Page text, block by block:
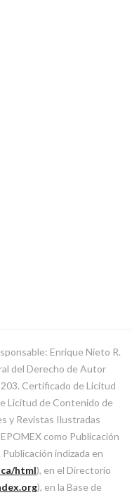
Enrique Nieto R.
del Derecho de Autor
Certificado de Licitud
Licitud de Contenido de
y Revistas Ilustradas
como Publicación
indizada en
html), en el Directorio
), en la Base de